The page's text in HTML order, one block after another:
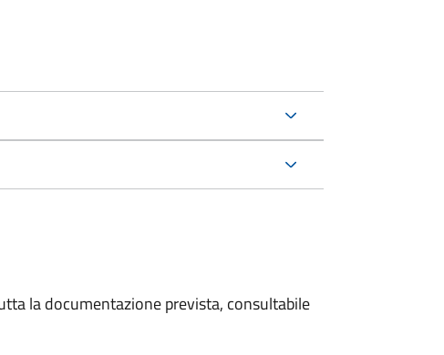
la documentazione prevista, consultabile